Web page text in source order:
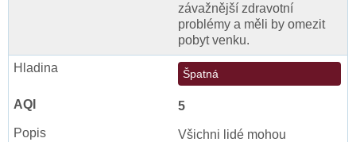
závažnější zdravotní
problémy a měli by omezit
pobyt venku.
Špatná
5
Všichni lidé mohou